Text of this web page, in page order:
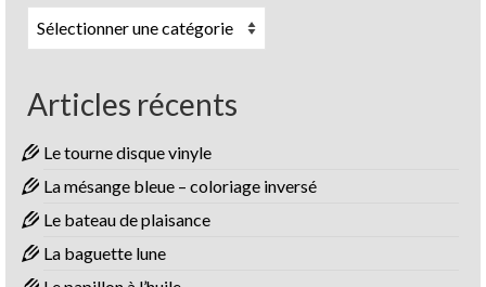
Catégories
Articles récents
Le tourne disque vinyle
La mésange bleue – coloriage inversé
Le bateau de plaisance
La baguette lune